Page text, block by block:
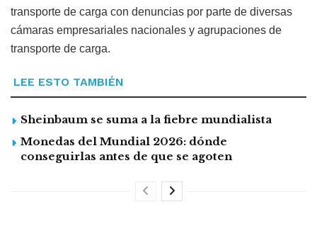
transporte de carga con denuncias por parte de diversas
cámaras empresariales nacionales y agrupaciones de
transporte de carga.
LEE ESTO TAMBIÉN
Sheinbaum se suma a la fiebre mundialista
Monedas del Mundial 2026: dónde
conseguirlas antes de que se agoten